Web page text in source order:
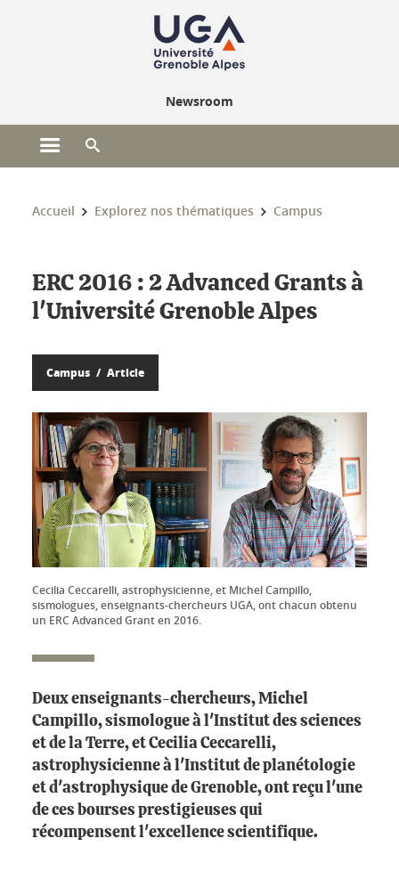
Newsroom
Ouvrir le menu principal
Vous êtes ici :
Accueil Explorez nos thématiques Campus
ERC 2016 : 2 Advanced Grants à
l'Université Grenoble Alpes
Campus Article
Cecilia Ceccarelli, astrophysicienne, et Michel Campillo,
sismologues, enseignants-chercheurs UGA, ont chacun obtenu
un ERC Advanced Grant en 2016.
Deux enseignants-chercheurs, Michel
Campillo, sismologue à l'Institut des sciences
et de la Terre, et Cecilia Ceccarelli,
astrophysicienne à l'Institut de planétologie
et d'astrophysique de Grenoble, ont reçu l'une
de ces bourses prestigieuses qui
récompensent l'excellence scientifique.